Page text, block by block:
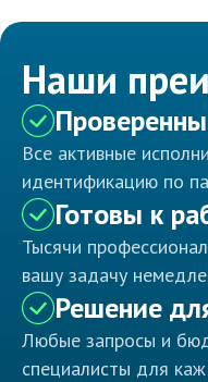
Наши
Все активные
идентификацию по
Готовы к
Тысячи
вашу задачу
Решение
Любые запросы и
специалисты для